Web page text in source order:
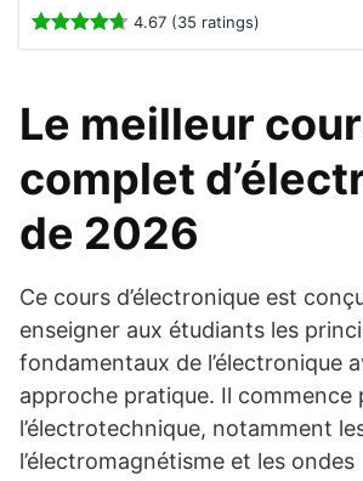
4.67 (35 ratings)
Le meilleur
complet
de 2026
Ce cours d’électronique est
enseigner aux étudiants les
fondamentaux de l’électronique
approche pratique. Il commence
l’électrotechnique, notamment
l’électromagnétisme et les ondes